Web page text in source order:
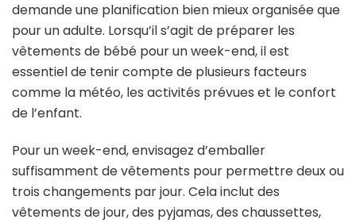
demande une planification bien mieux organisée que
pour un adulte. Lorsqu’il s’agit de préparer les
vêtements de bébé pour un week-end, il est
essentiel de tenir compte de plusieurs facteurs
comme la météo, les activités prévues et le confort
de l’enfant.
Pour un week-end, envisagez d’emballer
suffisamment de vêtements pour permettre deux ou
trois changements par jour. Cela inclut des
vêtements de jour, des pyjamas, des chaussettes,